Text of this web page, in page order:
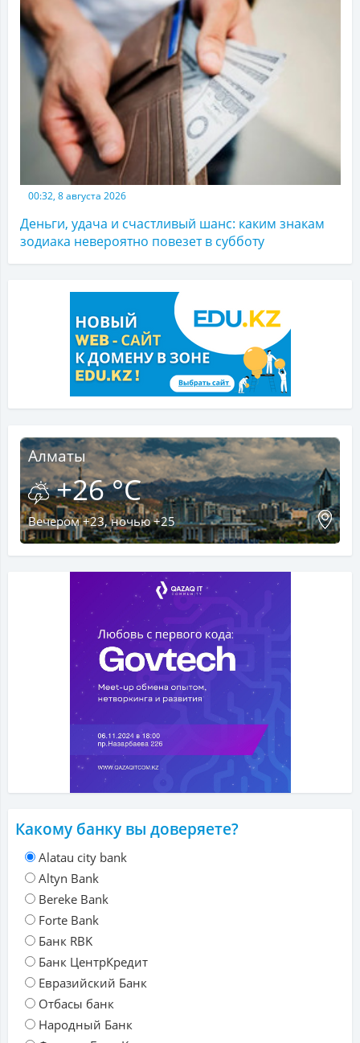
00:32, 8 августа 2026
Деньги, удача и счастливый шанс: каким знакам
зодиака невероятно повезет в субботу
Алматы
+26 °C
Вечером +23, ночью +25
Какому банку вы доверяете?
Alatau city bank
Altyn Bank
Bereke Bank
Forte Bank
Банк RBK
Банк ЦентрКредит
Евразийский Банк
Отбасы банк
Народный Банк